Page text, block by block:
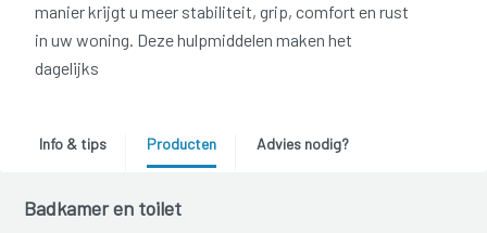
manier krijgt u meer stabiliteit, grip, comfort en rust
in uw woning. Deze hulpmiddelen maken het
dagelijks
Info & tips Producten Advies nodig?
Badkamer en toilet